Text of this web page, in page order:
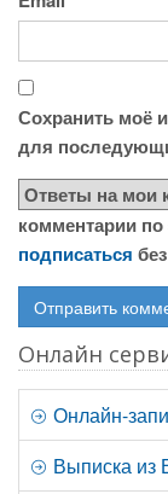
Сохранить моё
для
комментарии
подписаться
Онлайн
Онлайн-
Выписка